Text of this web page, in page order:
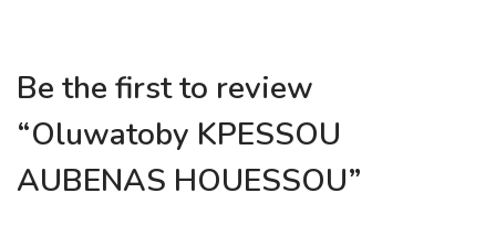
Be the first to review
“Oluwatoby KPESSOU
AUBENAS HOUESSOU”